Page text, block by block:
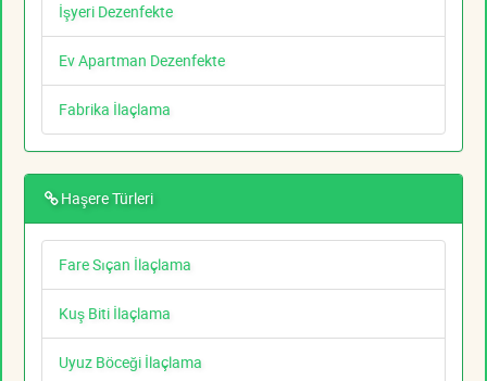
İşyeri Dezenfekte
Ev Apartman Dezenfekte
Fabrika İlaçlama
Haşere Türleri
Fare Sıçan İlaçlama
Kuş Biti İlaçlama
Uyuz Böceği İlaçlama